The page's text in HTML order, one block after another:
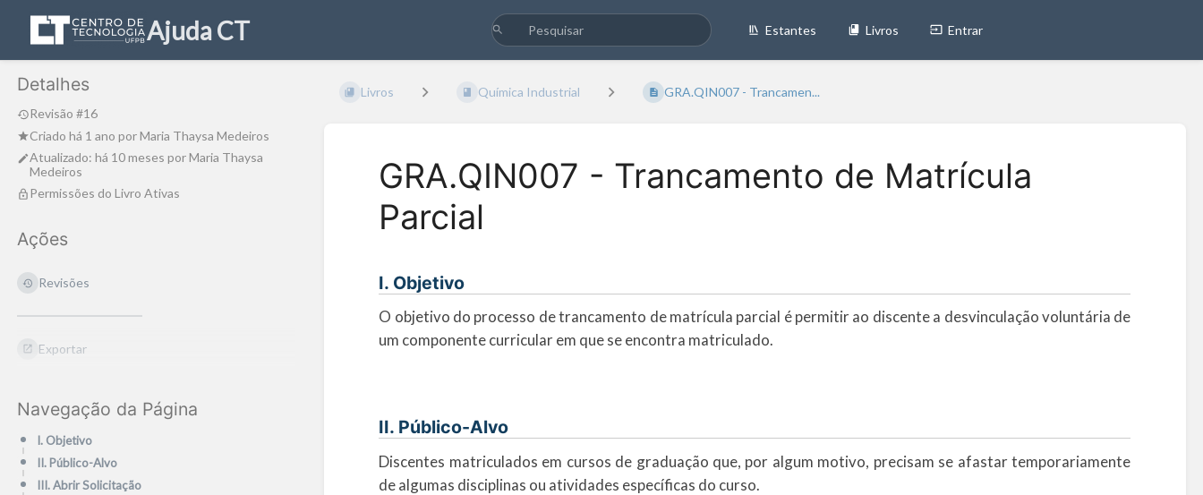
Ajuda CT Estantes Livros Entrar
Detalhes
Revisão #16
Criado há 1 ano porMaria Thaysa Medeiros
Atualizado: há 10 meses porMaria Thaysa
Medeiros
Permissões do Livro Ativas
Ações
Revisões
Exportar
Navegação da Página
I. Objetivo
II. Público-Alvo
III. Abrir Solicitação
Livros Química Industrial GRA.QIN007 - Trancamen...
GRA.QIN007 - Trancamento de Matrícula
Parcial
I. Objetivo
O objetivo do processo de trancamento de matrícula parcial é permitir ao discente a desvinculação voluntária de
um componente curricular em que se encontra matriculado.
II. Público-Alvo
Discentes matriculados em cursos de graduação que, por algum motivo, precisam se afastar temporariamente
de algumas disciplinas ou atividades específicas do curso.